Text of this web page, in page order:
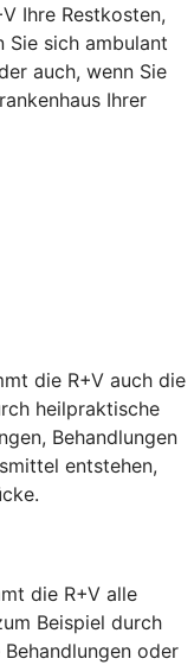
Ihre Restkosten,
Sie sich ambulant
auch, wenn Sie
Ihrer
die R+V auch die
heilpraktische
Behandlungen
entstehen,
die R+V alle
Beispiel durch
oder